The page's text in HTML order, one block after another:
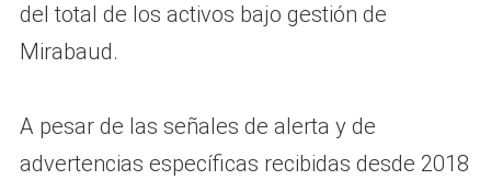
del total de los activos bajo gestión de
Mirabaud.
A pesar de las señales de alerta y de
advertencias específicas recibidas desde 2018